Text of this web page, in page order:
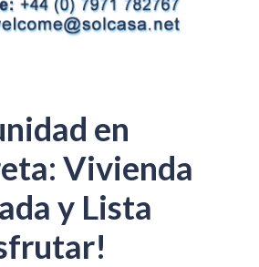
en
Vivienda
y Lista